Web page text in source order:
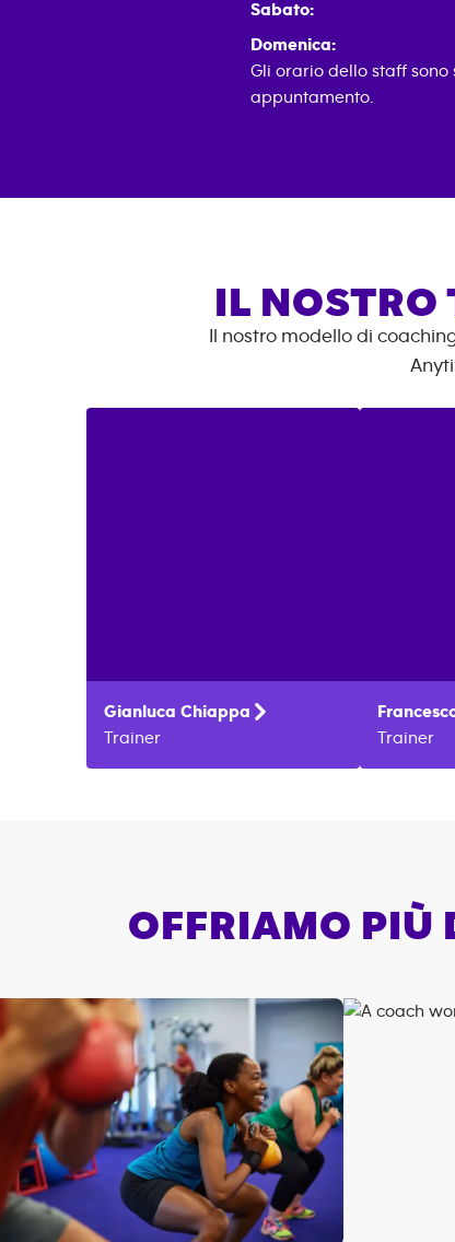
Sabato:
Domenica:
Gli orario dello staff
appuntamento.
IL NOSTRO
Il nostro modello di
Gianluca Chiappa
Trainer
Trainer
OFFRIAMO PIÙ